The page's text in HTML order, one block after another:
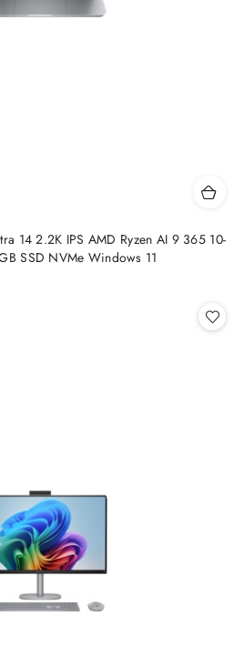
14 2.2K IPS AMD Ryzen AI 9 365 10-
SSD NVMe Windows 11